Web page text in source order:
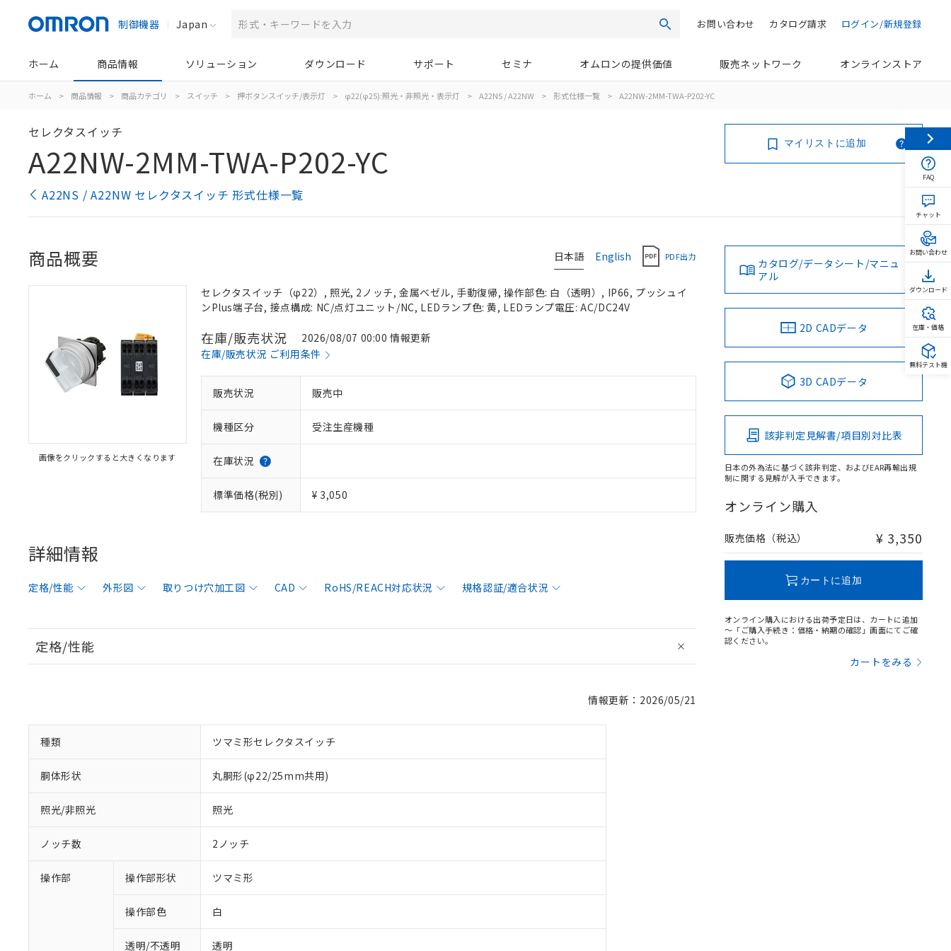
制御機器 Japan 検索 ログイン/新規登録
カタログ請求
お問い合わせ
ホーム 商品情報 ソリューション ダウンロード サポート セミナ オムロンの提供価値 販売ネットワーク オンラインストア
ホーム > 商品情報 > 商品カテゴリ > スイッチ > 押ボタンスイッチ/表示灯 > φ22(φ25):照光・非照光・表示灯 > A22NS / A22NW > 形式仕様一覧 > A22NW-2MM-TWA-P202-YC
セレクタスイッチ
A22NW-2MM-TWA-P202-YC
A22NS / A22NW セレクタスイッチ 形式仕様一覧
マイリストに追加
日本語 English PDF出力
商品概要
画像をクリックすると大きくなります
セレクタスイッチ（φ22）, 照光, 2ノッチ, 金属ベゼル, 手動復帰, 操作部色: 白（透明）, IP66, プッシュイ
ンPlus端子台, 接点構成: NC/点灯ユニット/NC, LEDランプ色: 黄, LEDランプ電圧: AC/DC24V
在庫/販売状況
2026/08/07 00:00 情報更新
在庫/販売状況 ご利用条件
販売状況 販売中
機種区分 受注生産機種
在庫状況
標準価格(税別) ¥ 3,050
詳細情報
定格/性能 外形図 取りつけ穴加工図 CAD RoHS/REACH対応状況 規格認証/適合状況
定格/性能
情報更新：2026/05/21
種類 ツマミ形セレクタスイッチ
胴体形状 丸胴形(φ22/25mm共用)
照光/非照光 照光
ノッチ数 2ノッチ
操作部 操作部形状 ツマミ形
操作部色 白
透明/不透明 透明
カタログ/データシート/マニュ
アル
2D CADデータ
3D CADデータ
該非判定見解書/項目別対比表
日本の外為法に基づく該非判定、およびEAR再輸出規
制に関する見解が入手できます。
オンライン購入
販売価格（税込） ¥ 3,350
カートに追加
オンライン購入における出荷予定日は、カートに追加
～「ご購入手続き：価格・納期の確認」画面にてご確
認ください。
カートをみる
FAQ
チャット
お問い合わせ
ダウンロード
在庫・価格
無料テスト機